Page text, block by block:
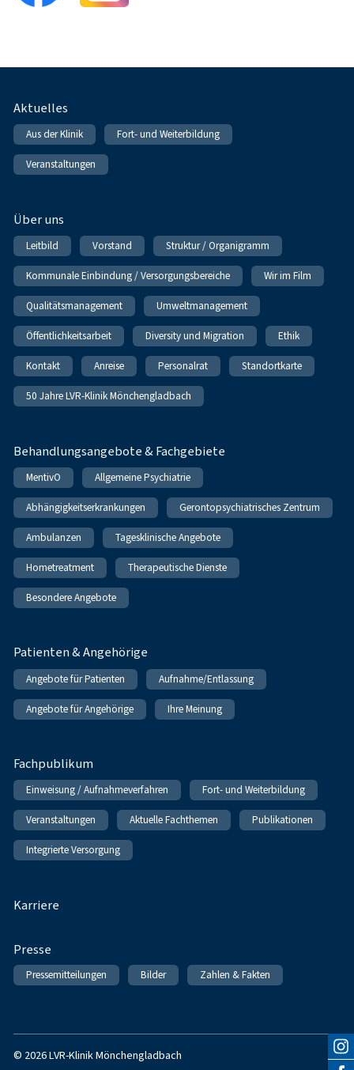
Fußnavigation
Aktuelles
Aus der Klinik Fort- und Weiterbildung
Veranstaltungen
Über uns
Leitbild Vorstand Struktur / Organigramm
Kommunale Einbindung / Versorgungsbereiche Wir im Film
Qualitätsmanagement Umweltmanagement
Öffentlichkeitsarbeit Diversity und Migration Ethik
Kontakt Anreise Personalrat Standortkarte
50 Jahre LVR-Klinik Mönchengladbach
Behandlungsangebote & Fachgebiete
MentivO Allgemeine Psychiatrie
Abhängigkeitserkrankungen Gerontopsychiatrisches Zentrum
Ambulanzen Tagesklinische Angebote
Hometreatment Therapeutische Dienste
Besondere Angebote
Patienten & Angehörige
Angebote für Patienten Aufnahme/Entlassung
Angebote für Angehörige Ihre Meinung
Fachpublikum
Einweisung / Aufnahmeverfahren Fort- und Weiterbildung
Veranstaltungen Aktuelle Fachthemen Publikationen
Integrierte Versorgung
Karriere
Presse
Pressemitteilungen Bilder Zahlen & Fakten
© 2026 LVR-Klinik Mönchengladbach